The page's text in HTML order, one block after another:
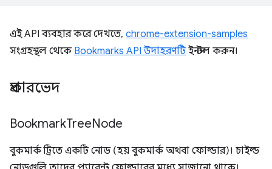
এই API ব্যবহার করে দেখতে, chrome-extension-samples
সংগ্রহস্থল থেকে Bookmarks API উদাহরণটিইনস্টল করুন।
প্রকারভেদ
BookmarkTreeNode
বুকমার্ক ট্রিতে একটি নোড (হয় বুকমার্ক অথবা ফোল্ডার)। চাইল্ড